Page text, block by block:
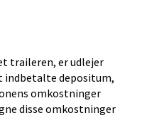
traileren, er udlejer
depositum,
omkostninger
disse omkostninger